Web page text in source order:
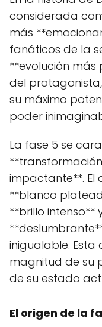
considerada
más
fanáticos de la
**evolución
del
su máximo
poder
La fase 5 se
impactante**. El
**blanco
**brillo intenso**
inigualable. Esta
magnitud de su
de su estado
El origen de la